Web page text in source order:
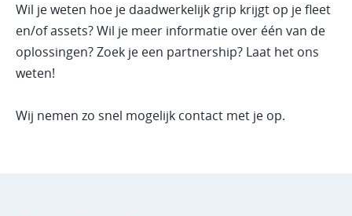
Wil je weten hoe je daadwerkelijk grip krijgt op je fleet
en/of assets? Wil je meer informatie over één van de
oplossingen? Zoek je een partnership? Laat het ons
weten!
Wij nemen zo snel mogelijk contact met je op.